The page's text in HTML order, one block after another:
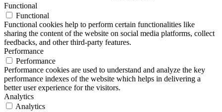
Functional
Functional
Functional cookies help to perform certain functionalities like
sharing the content of the website on social media platforms, collect
feedbacks, and other third-party features.
Performance
Performance
Performance cookies are used to understand and analyze the key
performance indexes of the website which helps in delivering a
better user experience for the visitors.
Analytics
Analytics